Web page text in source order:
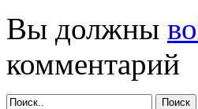
Вы должны
комментарий
Поиск